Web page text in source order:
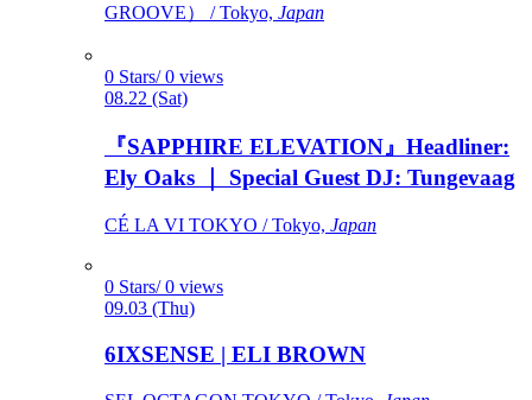
GROOVE） / Tokyo, Japan
0 Stars/ 0 views
08.22 (Sat)
『SAPPHIRE ELEVATION』Headliner:
Ely Oaks ｜ Special Guest DJ: Tungevaag
CÉ LA VI TOKYO / Tokyo, Japan
0 Stars/ 0 views
09.03 (Thu)
6IXSENSE | ELI BROWN